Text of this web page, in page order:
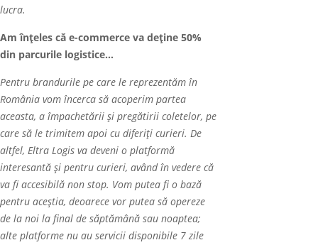
lucra.
Am înțeles că e-commerce va deține 50%
din parcurile logistice…
Pentru brandurile pe care le reprezentăm în
România vom încerca să acoperim partea
aceasta, a împachetării și pregătirii coletelor, pe
care să le trimitem apoi cu diferiți curieri. De
altfel, Eltra Logis va deveni o platformă
interesantă și pentru curieri, având în vedere că
va fi accesibilă non stop. Vom putea fi o bază
pentru aceștia, deoarece vor putea să opereze
de la noi la final de săptămână sau noaptea;
alte platforme nu au servicii disponibile 7 zile